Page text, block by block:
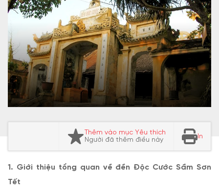
Thêm vào mục Yêu thích
Người đã thêm điều này
In
1. Giới thiệu tổng quan về đền Độc Cước Sầm Sơn
Tết